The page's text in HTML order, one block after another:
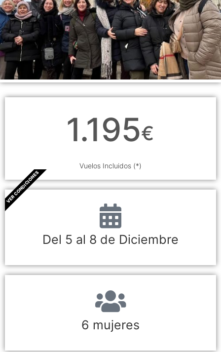
1.195€
Vuelos Incluidos (*)
VER CONDICIONES
Del 5 al 8 de Diciembre
6 mujeres